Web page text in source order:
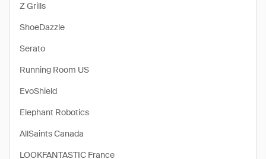
Z Grills
ShoeDazzle
Serato
Running Room US
EvoShield
Elephant Robotics
AllSaints Canada
LOOKFANTASTIC France